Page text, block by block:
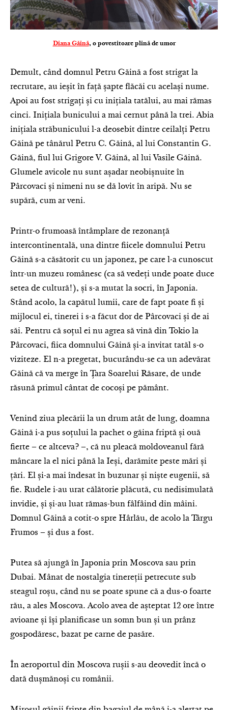
Diana Găină, o povestitoare plină de umor
Demult, când domnul Petru Găină a fost strigat la
recrutare, au ieșit în față șapte flăcăi cu același nume.
Apoi au fost strigați și cu inițiala tatălui, au mai rămas
cinci. Inițiala bunicului a mai cernut până la trei. Abia
inițiala străbunicului l-a deosebit dintre ceilalți Petru
Găină pe tânărul Petru C. Găină, al lui Constantin G.
Găină, fiul lui Grigore V. Găină, al lui Vasile Găină.
Glumele avicole nu sunt așadar neobișnuite în
Pârcovaci și nimeni nu se dă lovit în aripă. Nu se
supără, cum ar veni.
Printr-o frumoasă întâmplare de rezonanță
intercontinentală, una dintre fiicele domnului Petru
Găină s-a căsătorit cu un japonez, pe care l-a cunoscut
într-un muzeu românesc (ca să vedeți unde poate duce
setea de cultură!), și s-a mutat la socri, în Japonia.
Stând acolo, la capătul lumii, care de fapt poate fi și
mijlocul ei, tinerei i s-a făcut dor de Pârcovaci și de ai
săi. Pentru că soțul ei nu agrea să vină din Tokio la
Pârcovaci, fiica domnului Găină și-a invitat tatăl s-o
viziteze. El n-a pregetat, bucurându-se ca un adevărat
Găină că va merge în Țara Soarelui Răsare, de unde
răsună primul cântat de cocoși pe pământ.
Venind ziua plecării la un drum atât de lung, doamna
Găină i-a pus soțului la pachet o găina friptă și ouă
fierte – ce altceva? –, că nu pleacă moldoveanul fără
mâncare la el nici până la Ieși, darămite peste mări și
țări. El și-a mai îndesat în buzunar și niște eugenii, să
fie. Rudele i-au urat călătorie plăcută, cu nedisimulată
invidie, și și-au luat rămas-bun fâlfâind din mâini.
Domnul Găină a cotit-o spre Hârlău, de acolo la Târgu
Frumos – și dus a fost.
Putea să ajungă în Japonia prin Moscova sau prin
Dubai. Mânat de nostalgia tinereții petrecute sub
steagul roșu, când nu se poate spune că a dus-o foarte
rău, a ales Moscova. Acolo avea de așteptat 12 ore între
avioane și își planificase un somn bun și un prânz
gospodăresc, bazat pe carne de pasăre.
În aeroportul din Moscova rușii s-au deovedit încă o
dată dușmănoși cu românii.